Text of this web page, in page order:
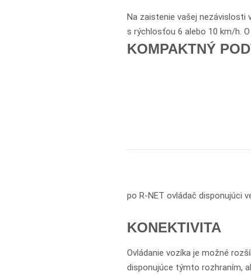
Na zaistenie vašej nezávislosti
s rýchlosťou 6 alebo 10 km/h.
KOMPAKTNÝ
po R-NET ovládač disponujúci
KONEKTIVITA
Ovládanie vozíka je možné
disponujúce týmto rozhraním,